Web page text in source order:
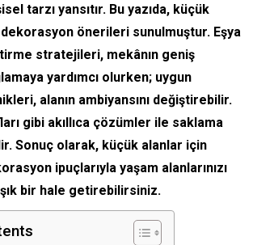
tarzı yansıtır. Bu yazıda, küçük
önerileri sunulmuştur. Eşya
stratejileri, mekânın geniş
yardımcı olurken; uygun
alanın ambiyansını değiştirebilir.
gibi akıllıca çözümler ile saklama
Sonuç olarak, küçük alanlar için
ipuçlarıyla yaşam alanlarınızı
bir hale getirebilirsiniz.